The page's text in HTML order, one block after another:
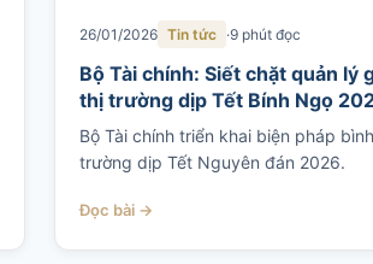
26/01/2026 Tin tức 9 phút đọc
Bộ Tài chính: Siết chặt quản lý
thị trường dịp Tết Bính Ngọ
Bộ Tài chính triển khai biện pháp
trường dịp Tết Nguyên đán 2026.
Đọc bài →